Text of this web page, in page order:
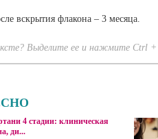
вскрытия флакона – 3 месяца.
Выделите ее и нажмите Ctrl +
4 стадии: клиническая
ди...